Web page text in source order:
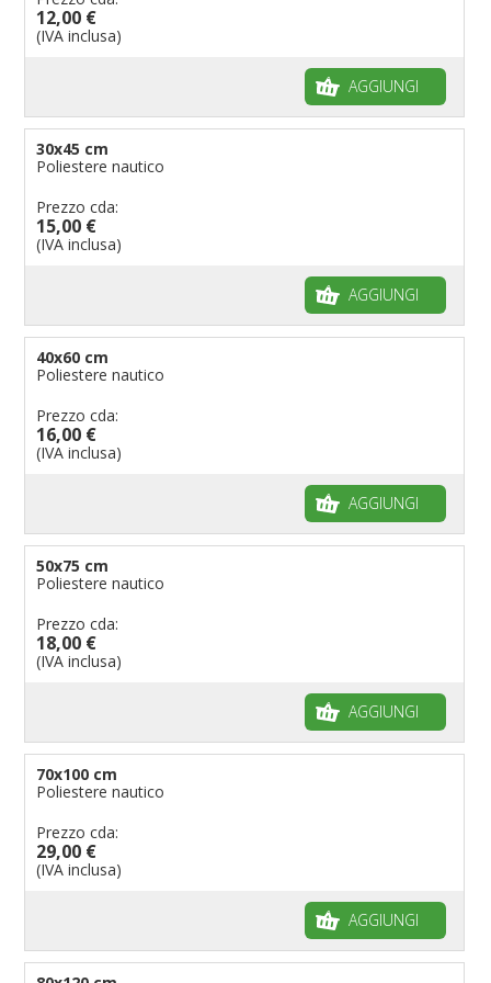
Bandiere per musicisti
pennoni per bandiere
12,00 €
(IVA inclusa)
AGGIUNGI
30x45 cm
Poliestere nautico
Prezzo cda:
15,00 €
(IVA inclusa)
AGGIUNGI
40x60 cm
Poliestere nautico
Prezzo cda:
16,00 €
(IVA inclusa)
AGGIUNGI
50x75 cm
Poliestere nautico
Prezzo cda:
18,00 €
(IVA inclusa)
AGGIUNGI
70x100 cm
Poliestere nautico
Prezzo cda:
29,00 €
(IVA inclusa)
AGGIUNGI